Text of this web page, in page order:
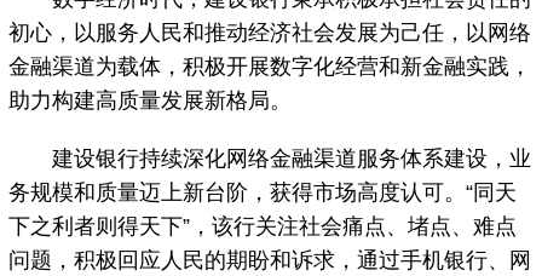
初心，以服务人民和推动经济社会发展为己任，以网络
金融渠道为载体，积极开展数字化经营和新金融实践，
助力构建高质量发展新格局。
建设银行持续深化网络金融渠道服务体系建设，业
务规模和质量迈上新台阶，获得市场高度认可。“同天
下之利者则得天下”，该行关注社会痛点、堵点、难点
问题，积极回应人民的期盼和诉求，通过手机银行、网